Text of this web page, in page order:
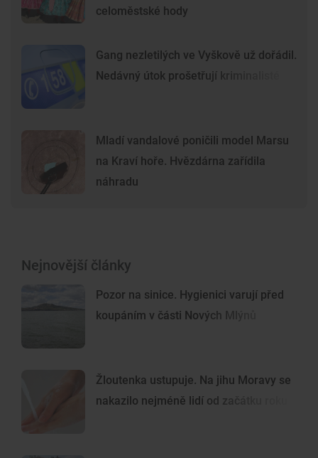
celoměstské hody
Gang nezletilých ve Vyškově už dořádil.
Nedávný útok prošetřují kriminalisté
Mladí vandalové poničili model Marsu
na Kraví hoře. Hvězdárna zařídila
náhradu
Nejnovější články
Pozor na sinice. Hygienici varují před
koupáním v části Nových Mlýnů
Žloutenka ustupuje. Na jihu Moravy se
nakazilo nejméně lidí od začátku roku